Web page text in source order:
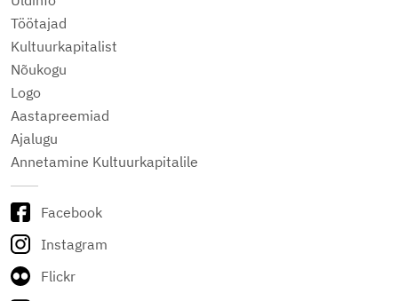
Töötajad
Kultuurkapitalist
Nõukogu
Logo
Aastapreemiad
Ajalugu
Annetamine Kultuurkapitalile
Facebook
Instagram
Flickr